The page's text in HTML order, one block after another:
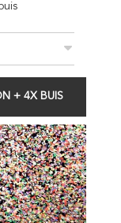
+ 4X BUIS